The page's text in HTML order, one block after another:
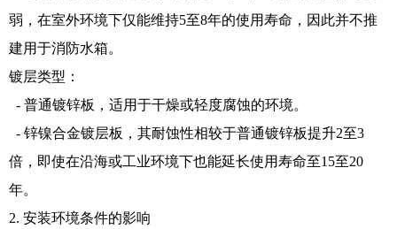
弱，在室外环境下仅能维持5至8年的使用寿命，因此并不推
建用于消防水箱。
镀层类型：
- 普通镀锌板，适用于干燥或轻度腐蚀的环境。
- 锌镍合金镀层板，其耐蚀性相较于普通镀锌板提升2至3
倍，即使在沿海或工业环境下也能延长使用寿命至15至20
年。
2. 安装环境条件的影响